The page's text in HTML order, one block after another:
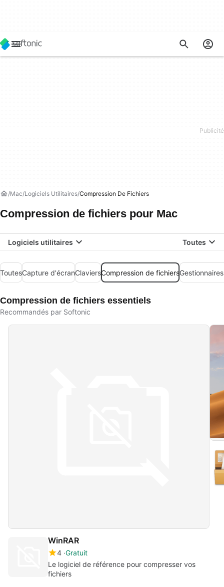
Mac Logiciels Utilitaires Compression De Fichiers
Compression de fichiers pour Mac
Logiciels utilitaires Toutes
ToutesCapture d'écranClaviersCompression de fichiers
Compression de fichiers essentiels
Recommandés par Softonic
WinRAR
4 Gratuit
Le logiciel de référence pour compresser vos
fichiers